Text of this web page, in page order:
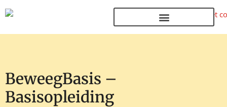
BeweegBasis –
Basisopleiding